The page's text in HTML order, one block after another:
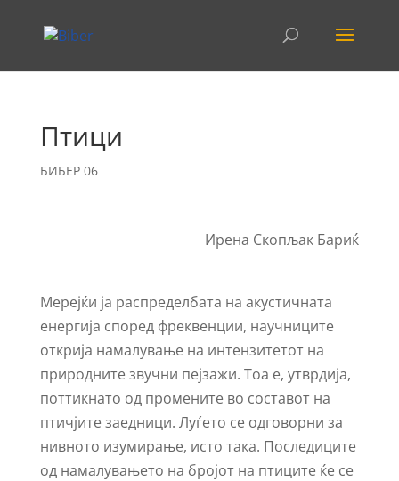
Птици
БИБЕР 06
Ирена Скопљак Бариќ
Мерејќи ја распределбата на акустичната
енергија според фреквенции, научниците
открија намалување на интензитетот на
природните звучни пејзажи. Тоа е, утврдија,
поттикнато од промените во составот на
птичјите заедници. Луѓето се одговорни за
нивното изумирање, исто така. Последиците
од намалувањето на бројот на птиците ќе се